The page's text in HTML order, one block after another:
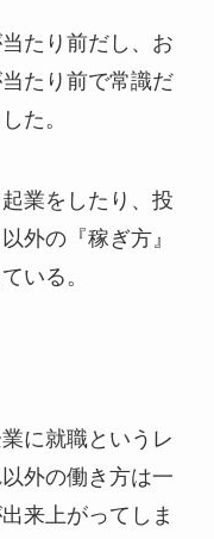
たり前だし、お
たり前で常識だ
た。
業をしたり、投
外の『稼ぎ方』
いる。
に就職というレ
外の働き方は一
来上がってしま